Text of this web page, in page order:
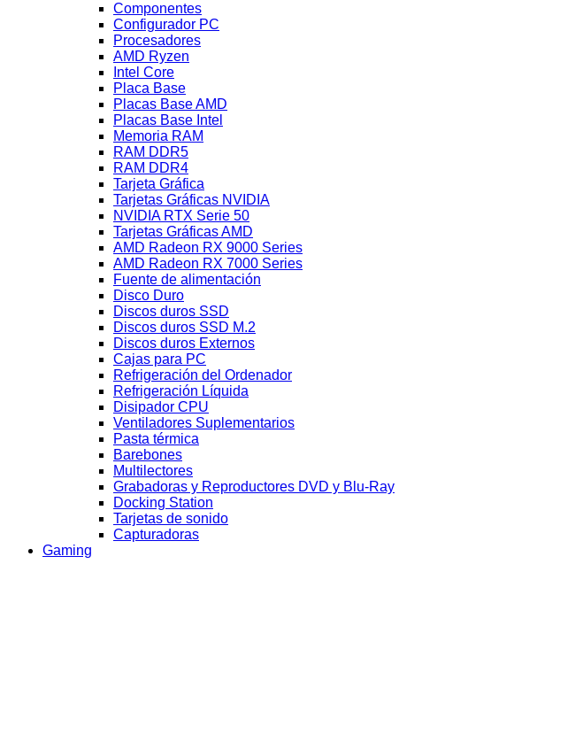
Componentes
Configurador PC
Procesadores
AMD Ryzen
Intel Core
Placa Base
Placas Base AMD
Placas Base Intel
Memoria RAM
RAM DDR5
RAM DDR4
Tarjeta Gráfica
Tarjetas Gráficas NVIDIA
NVIDIA RTX Serie 50
Tarjetas Gráficas AMD
AMD Radeon RX 9000 Series
AMD Radeon RX 7000 Series
Fuente de alimentación
Disco Duro
Discos duros SSD
Discos duros SSD M.2
Discos duros Externos
Cajas para PC
Refrigeración del Ordenador
Refrigeración Líquida
Disipador CPU
Ventiladores Suplementarios
Pasta térmica
Barebones
Multilectores
Grabadoras y Reproductores DVD y Blu-Ray
Docking Station
Tarjetas de sonido
Capturadoras
Gaming